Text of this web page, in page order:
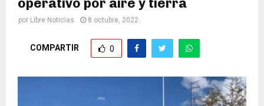
operativo por aire y tierra
por Libre Noticias 8 octubre, 2022
COMPARTIR 0